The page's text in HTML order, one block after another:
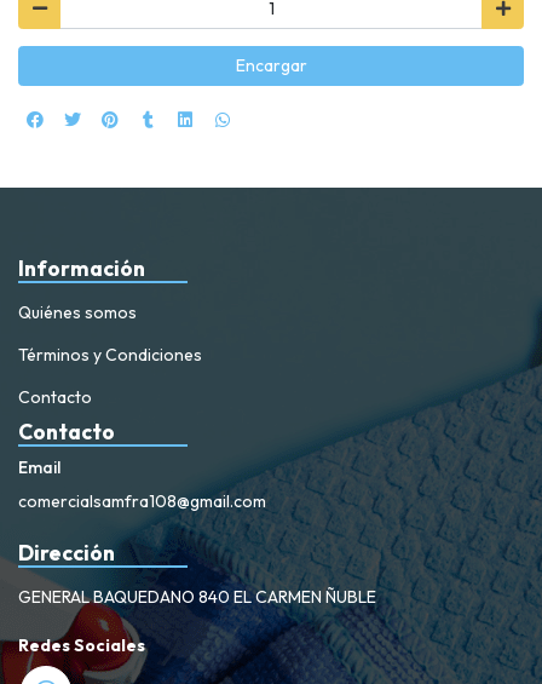
Encargar
Información
Quiénes somos
Términos y Condiciones
Contacto
Contacto
Email
comercialsamfra108@gmail.com
Dirección
GENERAL BAQUEDANO 840 EL CARMEN ÑUBLE
Redes Sociales